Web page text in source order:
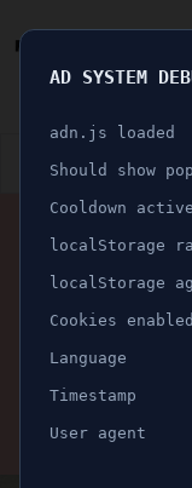
👮🏻‍♂️ BLÅLJUS
SSK-
VM-
Publicerad 11 maj 2026
Uppdaterad 21 juni
AD SYSTEM
adn.js loaded
Should show
Cooldown active
localStorage
localStorage
Cookies enabled
Language
Timestamp
User agent